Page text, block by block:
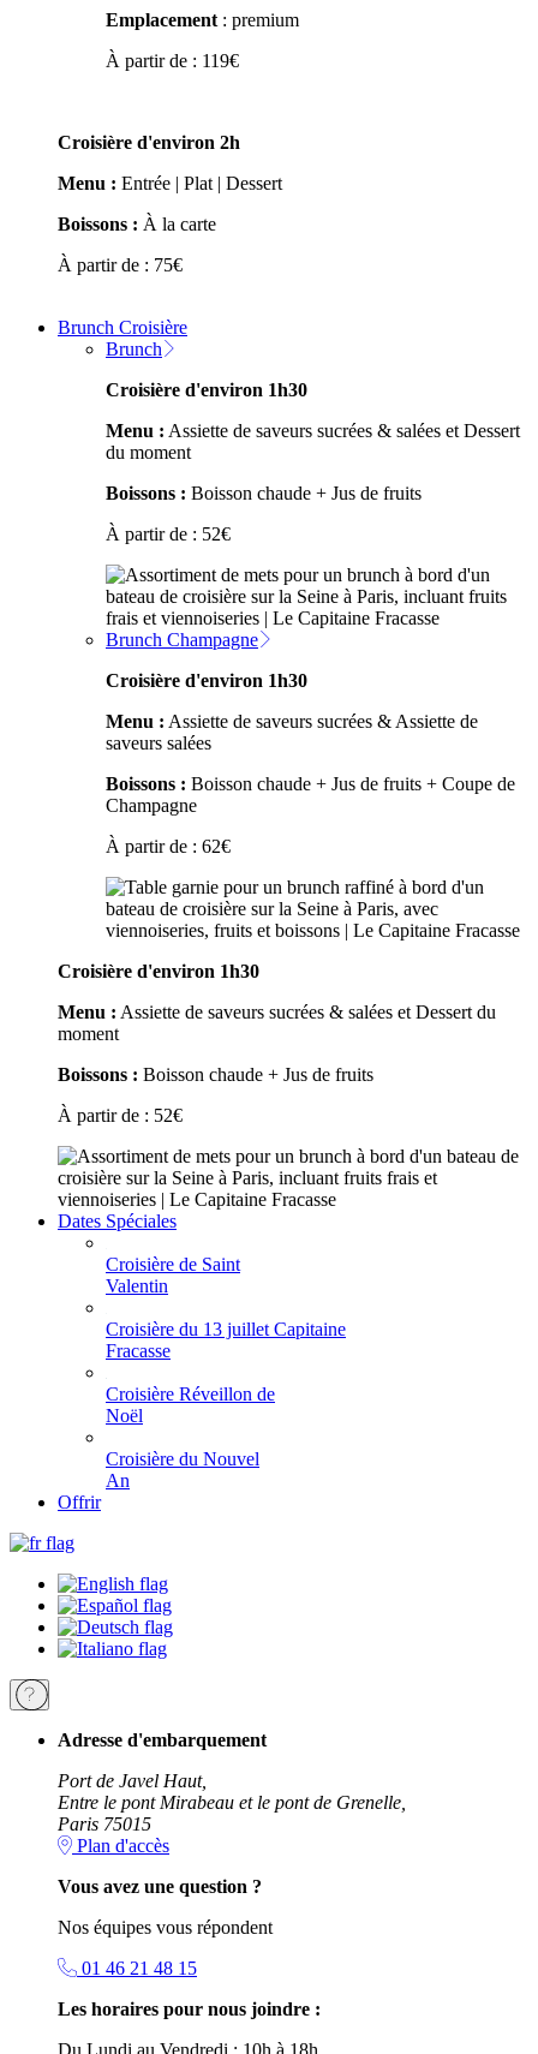
Emplacement : premium
À partir de : 119€
Croisière d'environ 2h
Menu : Entrée | Plat | Dessert
Boissons : À la carte
À partir de : 75€
Brunch Croisière
Brunch
Croisière d'environ 1h30
Menu : Assiette de saveurs sucrées & salées et Dessert
du moment
Boissons : Boisson chaude + Jus de fruits
À partir de : 52€
Brunch Champagne
Croisière d'environ 1h30
Menu : Assiette de saveurs sucrées & Assiette de
saveurs salées
Boissons : Boisson chaude + Jus de fruits + Coupe de
Champagne
À partir de : 62€
Croisière d'environ 1h30
Menu : Assiette de saveurs sucrées & salées et Dessert du
moment
Boissons : Boisson chaude + Jus de fruits
À partir de : 52€
Dates Spéciales
Croisière de Saint
Valentin
Croisière du 13 juillet Capitaine
Fracasse
Croisière Réveillon de
Noël
Croisière du Nouvel
An
Offrir
Adresse d'embarquement
Port de Javel Haut,
Entre le pont Mirabeau et le pont de Grenelle,
Paris 75015
Plan d'accès
Vous avez une question ?
Nos équipes vous répondent
01 46 21 48 15
Les horaires pour nous joindre :